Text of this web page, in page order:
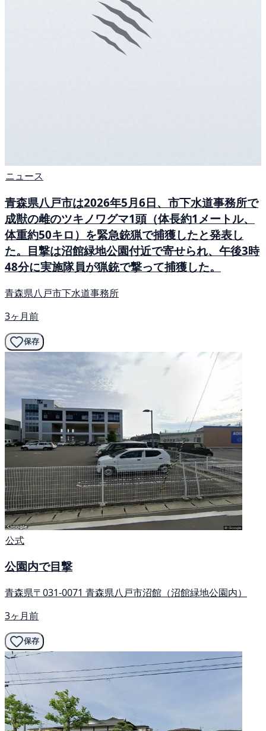
ニュース
青森県八戸市は2026年5月6日、市下水道事務所で
成獣の雌のツキノワグマ1頭（体長約1メートル、
体重約50キロ）を緊急銃猟で捕獲したと発表し
た。目撃は沼館緑地公園付近で寄せられ、午後3時
48分に実施隊員が猟銃で撃って捕獲した。
青森県八戸市下水道事務所
3ヶ月前
保存
公式
公園内で目撃
青森県〒031-0071 青森県八戸市沼館（沼館緑地公園内）
3ヶ月前
保存